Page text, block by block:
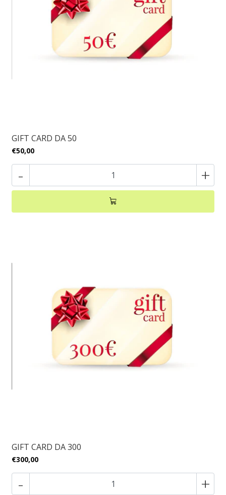
GIFT CARD DA 50
€50,00
- +
GIFT CARD DA 300
€300,00
- +